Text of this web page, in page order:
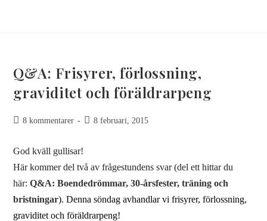
Q&A: Frisyrer, förlossning,
graviditet och föräldrarpeng
8 kommentarer 8 februari, 2015
God kväll gullisar!
Här kommer del två av frågestundens svar (del ett hittar du
här: Q&A: Boendedrömmar, 30-årsfester, träning och
bristningar). Denna söndag avhandlar vi frisyrer, förlossning,
graviditet och föräldrarpeng!